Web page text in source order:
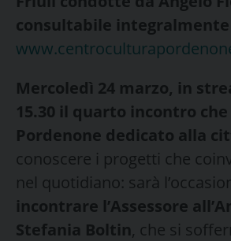
consultabile
Mercoledì 24 marzo, in
15.30 il quarto incontro che
Pordenone dedicato alla
conoscere i progetti che
nel quotidiano: sarà
incontrare l’Assessore
Stefania Boltin, che si